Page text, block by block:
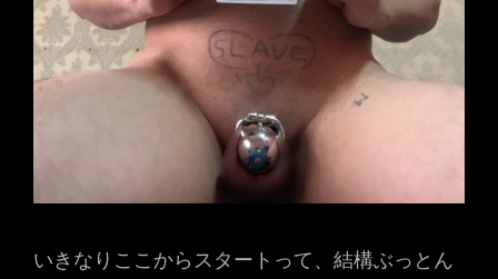
いきなりここからスタートって、結構ぶっとん